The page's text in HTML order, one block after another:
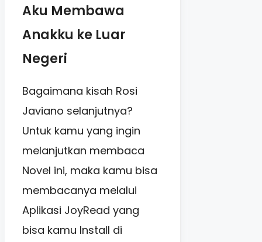
Aku Membawa
Anakku ke Luar
Negeri
Bagaimana kisah Rosi
Javiano selanjutnya?
Untuk kamu yang ingin
melanjutkan membaca
Novel ini, maka kamu bisa
membacanya melalui
Aplikasi JoyRead yang
bisa kamu Install di